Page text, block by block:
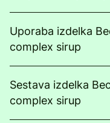
Uporaba izdelka
complex sirup
Sestava izdelka
complex sirup